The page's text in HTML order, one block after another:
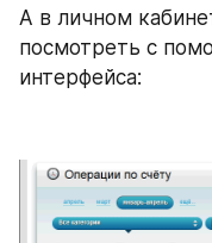
А в личном
посмотреть с
интерфейса: